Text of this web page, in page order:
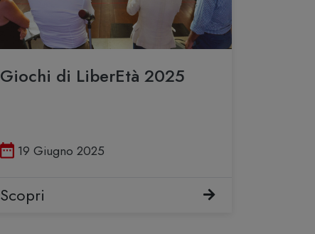
Giochi di LiberEtà 2025
Pubblicato il
19 Giugno 2025
Scopri